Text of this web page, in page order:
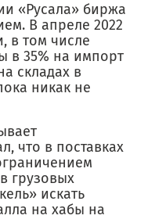
«Русала» биржа
В апреле 2022
в том числе
в 35% на импорт
складах в
никак не
что в поставках
грузовых
искать
на хабы на